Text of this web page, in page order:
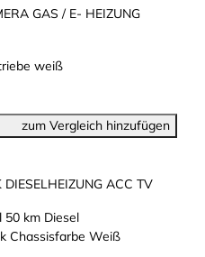
GAS / E- HEIZUNG
weiß
zum Vergleich hinzufügen
ACC TV
50 km Diesel
Chassisfarbe Weiß